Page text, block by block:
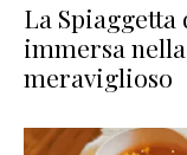
La Spiaggetta
immersa
meraviglioso